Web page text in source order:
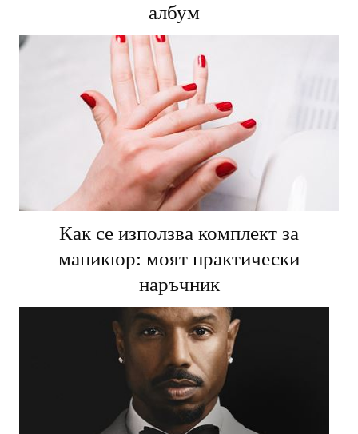
албум
Как се използва комплект за
маникюр: моят практически
наръчник